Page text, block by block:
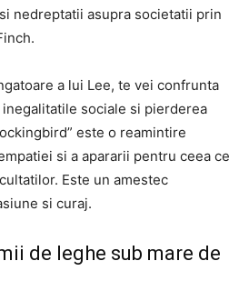
nedreptatii asupra societatii prin
a lui Lee, te vei confrunta
sociale si pierderea
este o reamintire
si a apararii pentru ceea ce
Este un amestec
si curaj.
de leghe sub mare de